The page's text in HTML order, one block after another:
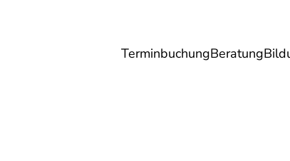
TerminbuchungBeratung
Gesundheit